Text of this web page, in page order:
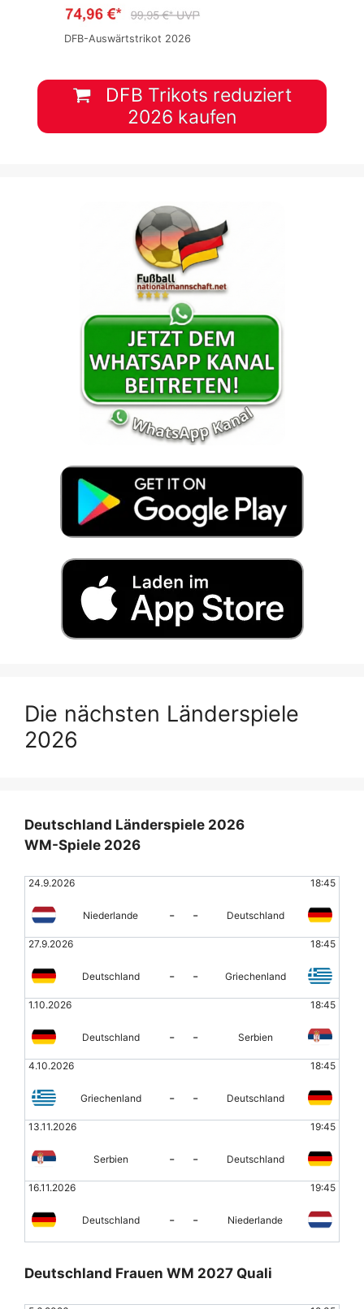
DFB-Auswärtstrikot 2026
DFB Trikots reduziert
2026 kaufen
Die nächsten Länderspiele
2026
Deutschland Länderspiele 2026
WM-Spiele 2026
24.9.2026 18:45
Niederlande - - Deutschland
27.9.2026 18:45
Deutschland - - Griechenland
1.10.2026 18:45
Deutschland - - Serbien
4.10.2026 18:45
Griechenland - - Deutschland
13.11.2026 19:45
Serbien - - Deutschland
16.11.2026 19:45
Deutschland - - Niederlande
Deutschland Frauen WM 2027 Quali